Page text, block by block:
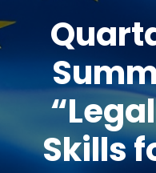
Skills